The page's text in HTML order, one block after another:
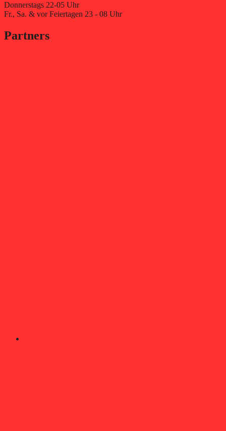
Donnerstags 22-05 Uhr
Fr., Sa. & vor Feiertagen 23 - 08 Uhr
Partners